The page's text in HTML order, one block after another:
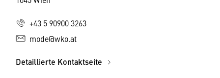
+43 5 90900 3263
mode@wko.at
Detaillierte Kontaktseite